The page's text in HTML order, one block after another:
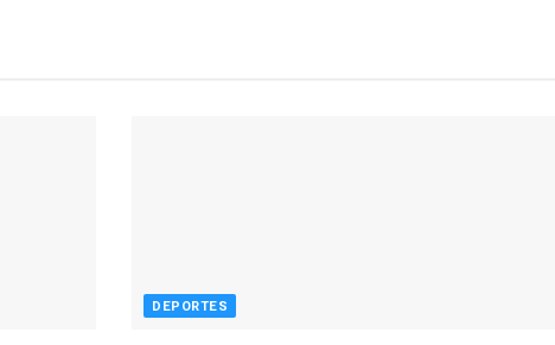
DEPORTES